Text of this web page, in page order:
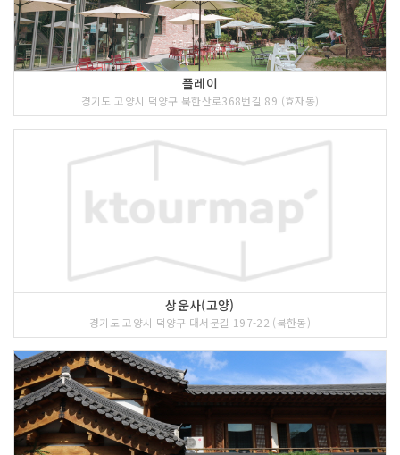
플레이
경기도 고양시 덕양구 북한산로368번길 89 (효자동)
상운사(고양)
경기도 고양시 덕양구 대서문길 197-22 (북한동)